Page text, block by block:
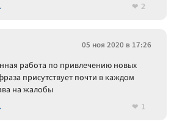
2
05 ноя 2020 в 17:26
работа по привлечению новых
присутствует почти в каждом
на жалобы
1